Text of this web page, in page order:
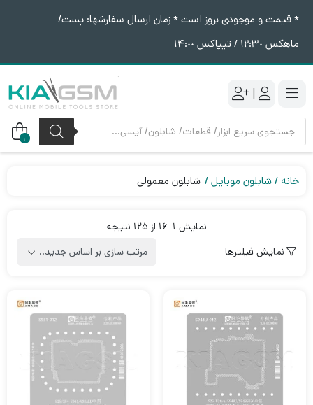
* قیمت و موجودی بروز است * زمان ارسال سفارشها: پست/
ماهکس ١٢:٣٠ / تیپاکس ١۴:٠٠
|
جستجوی
محصولات 1
خانه شابلون موبایل شابلون معمولی
نمایش 1–16 از 125 نتیجه
Sorted
latest
نمایش فیلترها